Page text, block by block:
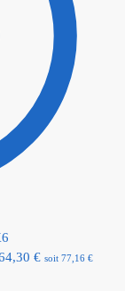
€ soit 77,16 €